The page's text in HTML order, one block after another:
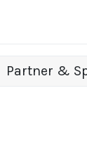
Partner &